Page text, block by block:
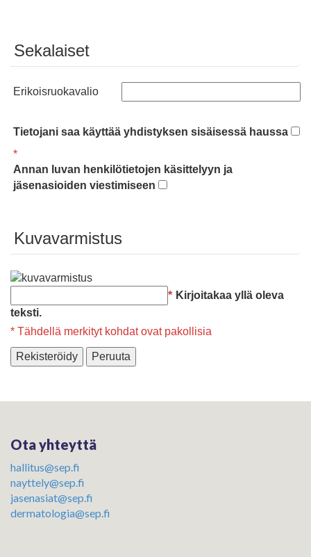
Sekalaiset
Erikoisruokavalio
Tietojani saa käyttää yhdistyksen sisäisessä haussa
*
Annan luvan henkilötietojen käsittelyyn ja
jäsenasioiden viestimiseen
Kuvavarmistus
* Kirjoitakaa yllä oleva
teksti.
* Tähdellä merkityt kohdat ovat pakollisia
Rekisteröidy Peruuta
Ota yhteyttä
hallitus@sep.fi
nayttely@sep.fi
jasenasiat@sep.fi
dermatologia@sep.fi